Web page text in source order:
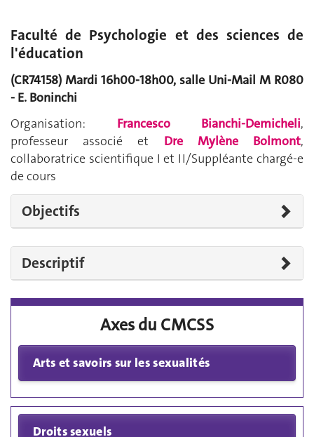
Faculté de Psychologie et des sciences de
l'éducation
(CR74158) Mardi 16h00-18h00, salle Uni-Mail M R080
- E. Boninchi
Organisation: Francesco Bianchi-Demicheli,
professeur associé et Dre Mylène Bolmont,
collaboratrice scientifique I et II/Suppléante chargé-e
de cours
Objectifs
Descriptif
Axes du CMCSS